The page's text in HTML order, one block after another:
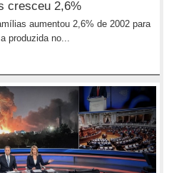
cresceu 2,6%
aumentou 2,6% de 2002 para
produzida no...